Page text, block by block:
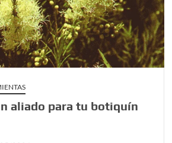
de Patria Boba a Colombia
frenar la ansiedad que
sexual en Colombia: así avanza
una fecha que sigue defendiendo
aliado para tu botiquín